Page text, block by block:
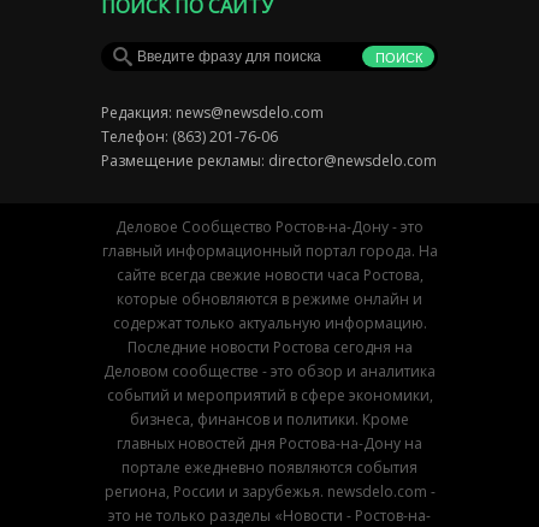
ПОИСК ПО САЙТУ
Редакция: news@newsdelo.com
Телефон: (863) 201-76-06
Размещение рекламы: director@newsdelo.com
Деловое Сообщество Ростов-на-Дону - это
главный информационный портал города. На
сайте всегда свежие новости часа Ростова,
которые обновляются в режиме онлайн и
содержат только актуальную информацию.
Последние новости Ростова сегодня на
Деловом сообществе - это обзор и аналитика
событий и мероприятий в сфере экономики,
бизнеса, финансов и политики. Кроме
главных новостей дня Ростова-на-Дону на
портале ежедневно появляются события
региона, России и зарубежья. newsdelo.com -
это не только разделы «Новости - Ростов-на-